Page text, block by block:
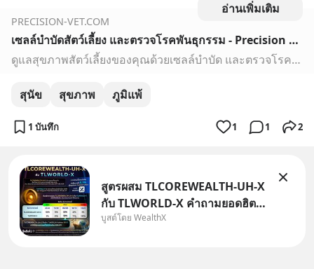
อ่านเพิ่มเติม
PRECISION-VET.COM
เซลล์บำบัดสัตว์เลี้ยง และตรวจโรคพันธุกรรม - Precision Vet
ดูแลสุขภาพสัตว์เลี้ยงของคุณด้วยเซลล์บำบัด และตรวจโรคพันธุกรรมโดยสัตวแพทย์จาก Precision Vet พร้อมออกใบรับรองผล
สุนัข สุขภาพ ภูมิแพ้
1 บันทึก 1 1 2
สูตรผสม TLCOREWEALTH-UH-X
กับ TLWORLD-X คำถามยอดฮิตที่
คนใช้ WealthX ถามเข้ามา
บูสต์โดย WealthX